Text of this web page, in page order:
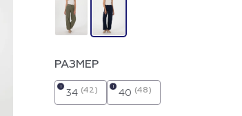
РАЗМЕР
34 (42)
i
40 (48)
i